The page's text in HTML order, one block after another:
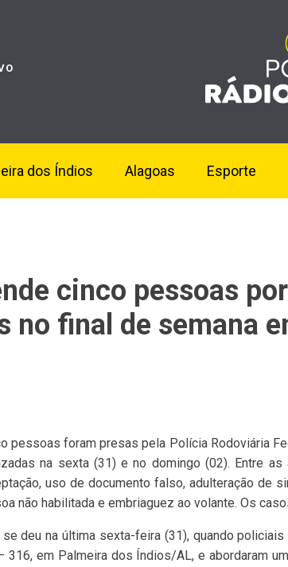
dos Índios Alagoas Esporte
cinco pessoas
no final de semana
pessoas foram presas pela Polícia Rodoviária
na sexta (31) e no domingo (02). Entre
uso de documento falso, adulteração de
não habilitada e embriaguez ao volante. Os
deu na última sexta-feira (31), quando
316, em Palmeira dos Índios/AL, e abordaram